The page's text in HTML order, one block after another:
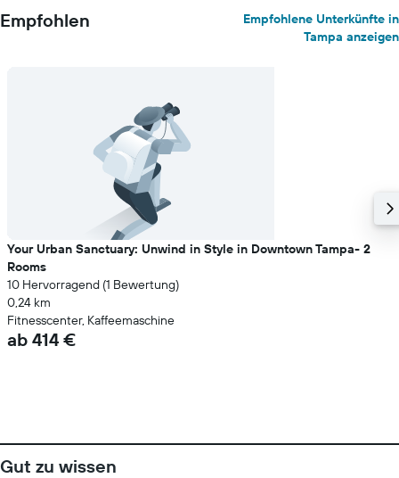
Empfohlen
Empfohlene Unterkünfte in
Tampa anzeigen
Your Urban Sanctuary: Unwind in Style in Downtown Tampa- 2
Rooms
10 Hervorragend (1 Bewertung)
0,24 km
Fitnesscenter, Kaffeemaschine
ab 414 €
Gut zu wissen